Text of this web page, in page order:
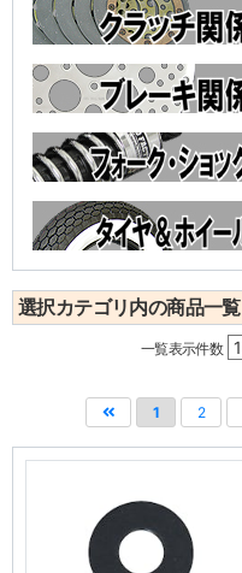
選択カテゴリ内の商品一覧
一覧表示件数
1 2